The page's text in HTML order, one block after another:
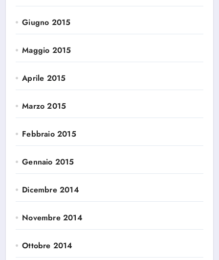
Giugno 2015
Maggio 2015
Aprile 2015
Marzo 2015
Febbraio 2015
Gennaio 2015
Dicembre 2014
Novembre 2014
Ottobre 2014